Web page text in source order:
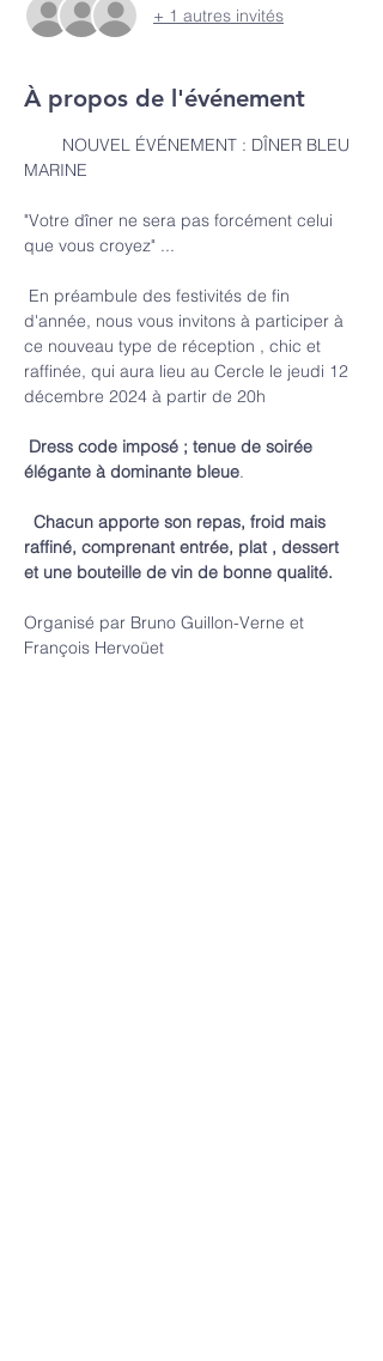
+ 1 autres invités
À propos de l'événement
NOUVEL ÉVÉNEMENT : DÎNER BLEU
MARINE
"Votre dîner ne sera pas forcément celui
que vous croyez" ...
En préambule des festivités de fin
d'année, nous vous invitons à participer à
ce nouveau type de réception , chic et
raffinée, qui aura lieu au Cercle le jeudi 12
décembre 2024 à partir de 20h
Dress code imposé ; tenue de soirée
élégante à dominante bleue.
Chacun apporte son repas, froid mais
raffiné, comprenant entrée, plat , dessert
et une bouteille de vin de bonne qualité.
Organisé par Bruno Guillon-Verne et
François Hervoüet